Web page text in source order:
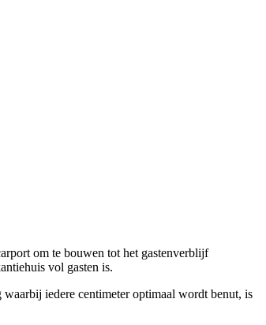
om te bouwen tot het gastenverblijf
vol gasten is.
iedere centimeter optimaal wordt benut, is